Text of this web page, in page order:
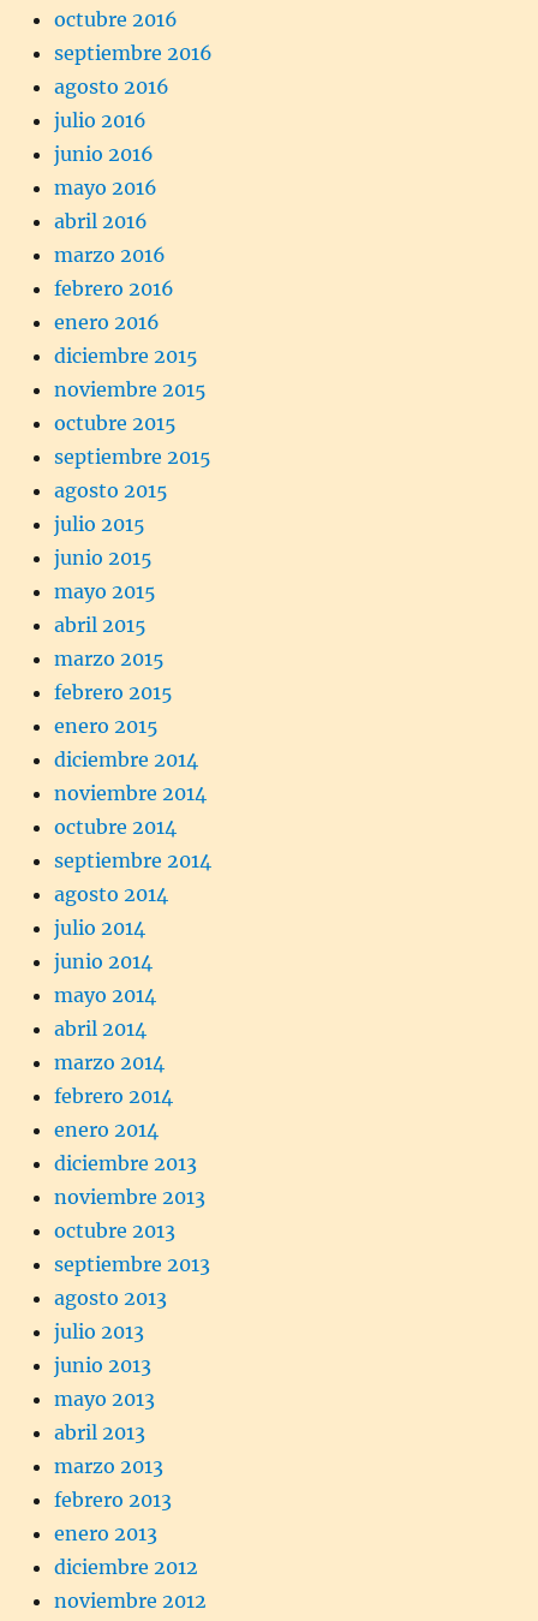
octubre 2016
septiembre 2016
agosto 2016
julio 2016
junio 2016
mayo 2016
abril 2016
marzo 2016
febrero 2016
enero 2016
diciembre 2015
noviembre 2015
octubre 2015
septiembre 2015
agosto 2015
julio 2015
junio 2015
mayo 2015
abril 2015
marzo 2015
febrero 2015
enero 2015
diciembre 2014
noviembre 2014
octubre 2014
septiembre 2014
agosto 2014
julio 2014
junio 2014
mayo 2014
abril 2014
marzo 2014
febrero 2014
enero 2014
diciembre 2013
noviembre 2013
octubre 2013
septiembre 2013
agosto 2013
julio 2013
junio 2013
mayo 2013
abril 2013
marzo 2013
febrero 2013
enero 2013
diciembre 2012
noviembre 2012